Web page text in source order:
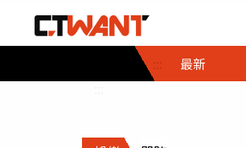
::: 最新
社會首頁
時事
調查
娛樂首頁
即時